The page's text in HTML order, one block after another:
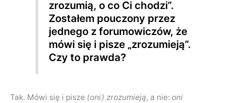
zrozumią, o co Ci chodzi”.
Zostałem pouczony przez
jednego z forumowiczów, że
mówi się i pisze „zrozumieją”.
Czy to prawda?
Tak. Mówi się i pisze (oni) zrozumieją, a nie: oni